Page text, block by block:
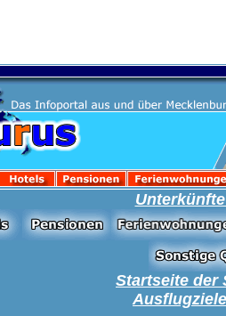
Startseite der